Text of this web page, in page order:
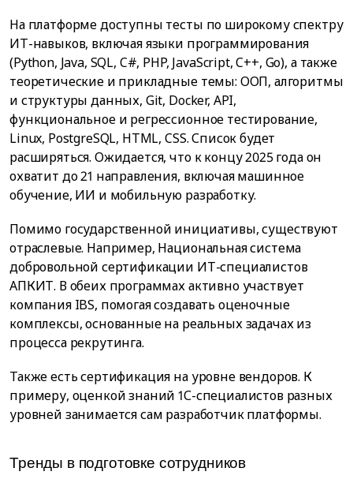
На платформе доступны тесты по широкому спектру
ИТ-навыков, включая языки программирования
(Python, Java, SQL, C#, PHP, JavaScript, C++, Go), а также
теоретические и прикладные темы: ООП, алгоритмы
и структуры данных, Git, Docker, API,
функциональное и регрессионное тестирование,
Linux, PostgreSQL, HTML, CSS. Список будет
расширяться. Ожидается, что к концу 2025 года он
охватит до 21 направления, включая машинное
обучение, ИИ и мобильную разработку.
Помимо государственной инициативы, существуют
отраслевые. Например, Национальная система
добровольной сертификации ИТ-специалистов
АПКИТ. В обеих программах активно участвует
компания IBS, помогая создавать оценочные
комплексы, основанные на реальных задачах из
процесса рекрутинга.
Также есть сертификация на уровне вендоров. К
примеру, оценкой знаний 1С-специалистов разных
уровней занимается сам разработчик платформы.
Тренды в подготовке сотрудников